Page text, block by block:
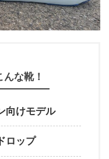
な靴！
向けモデル
ロップ